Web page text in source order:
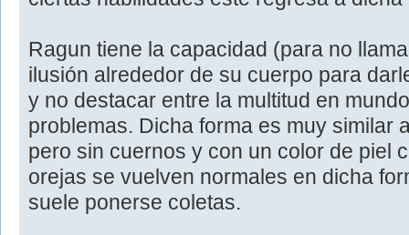
Ragun tiene la capacidad (para no
ilusión alrededor de su cuerpo para
y no destacar entre la multitud en
problemas. Dicha forma es muy similar
pero sin cuernos y con un color de piel
orejas se vuelven normales en dicha
suele ponerse coletas.